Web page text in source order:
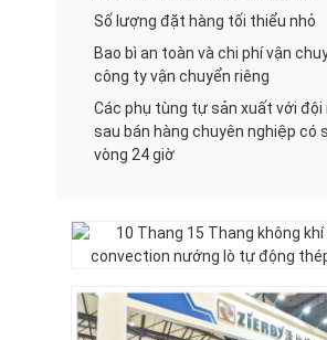
Dòng sản xuất bánh
Máy trộn bột
Máy đánh trứng công nghiệp
Máy tạo hình bánh mì
Máy cán bột
Số lượng đặt hàng tối thiểu nhỏ
Bao bì an toàn và chi phí vận
công ty vận chuyển riêng
Các phụ tùng tự sản xuất với đội
sau bán hàng chuyên nghiệp có
vòng 24 giờ